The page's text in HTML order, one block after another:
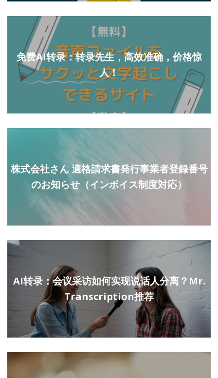
免费AI转录：转录先生，高效准确，价格惊
人！
株式会社さん 適格請求書発行事業者登録番号
のお知らせ（インボイス制度対応）
AI转录：会议采访如何实现说话人分离？Mr.
Transcription推荐